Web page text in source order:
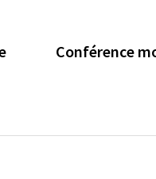
Conférence